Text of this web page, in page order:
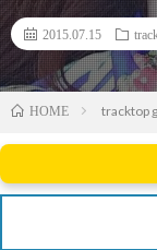
2015.07.15
HOME tracktop